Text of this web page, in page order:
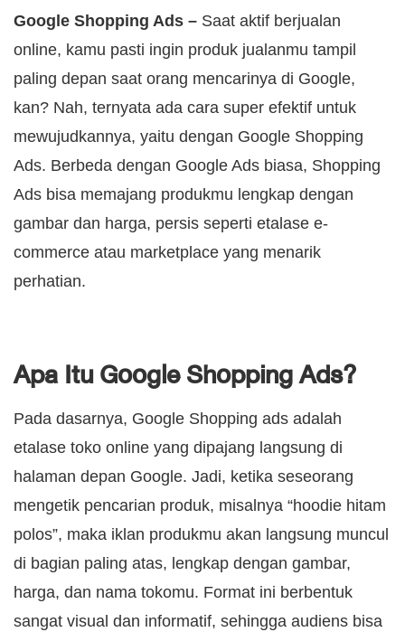
Google Shopping Ads – Saat aktif berjualan
online, kamu pasti ingin produk jualanmu tampil
paling depan saat orang mencarinya di Google,
kan? Nah, ternyata ada cara super efektif untuk
mewujudkannya, yaitu dengan Google Shopping
Ads. Berbeda dengan Google Ads biasa, Shopping
Ads bisa memajang produkmu lengkap dengan
gambar dan harga, persis seperti etalase e-
commerce atau marketplace yang menarik
perhatian.
Apa Itu Google Shopping Ads?
Pada dasarnya, Google Shopping ads adalah
etalase toko online yang dipajang langsung di
halaman depan Google. Jadi, ketika seseorang
mengetik pencarian produk, misalnya “hoodie hitam
polos”, maka iklan produkmu akan langsung muncul
di bagian paling atas, lengkap dengan gambar,
harga, dan nama tokomu. Format ini berbentuk
sangat visual dan informatif, sehingga audiens bisa